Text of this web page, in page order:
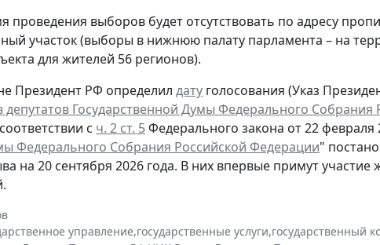
проведения выборов будет отсутствовать по адресу
участок (выборы в нижнюю палату парламента – на
для жителей 56 регионов).
Президент РФ определил дату голосования (Указ
Государственной Думы Федерального
с ч. 2 ст. 5Федерального закона от 22
Федерального Собрания Российской Федерации"
на 20 сентября 2026 года. В них впервые примут
управление,государственные услуги,государственный